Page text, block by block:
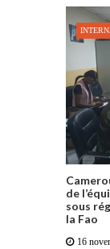
de
sous
la Fao
16